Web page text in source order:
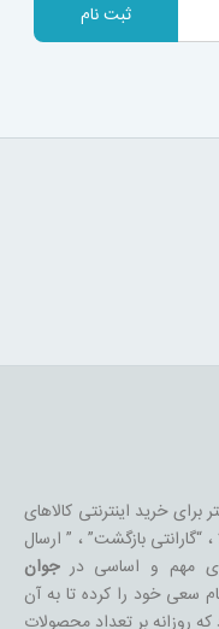
ثبت نام
برای خرید اینترنتی کالاهای
“گارانتی بازگشت” ، ” ارسال
مهم و اساسی درجوان
سعی خود را کرده تا به آن
روزانه بر تعداد محصولات